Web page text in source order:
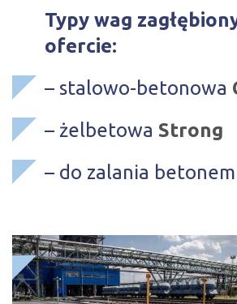
Typy wag
ofercie:
– stalowo-betonowa
– żelbetowa Strong
– do zalania betonem